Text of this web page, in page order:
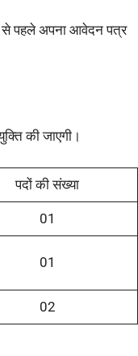
से पहले अपना आवेदन पत्र
की जाएगी।
पदों की संख्या
01
01
02